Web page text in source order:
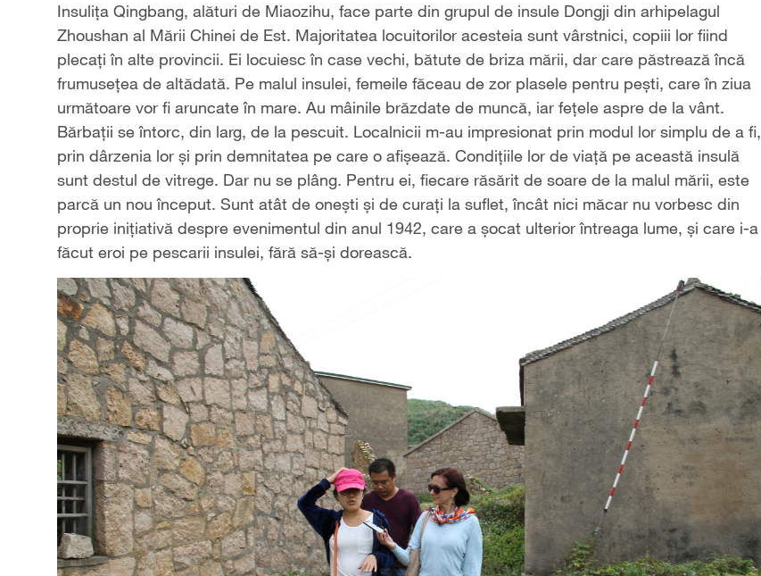
Insuliţa Qingbang, alături de Miaozihu, face parte din grupul de insule Dongji din arhipelagul
Zhoushan al Mării Chinei de Est. Majoritatea locuitorilor acesteia sunt vârstnici, copiii lor fiind
plecaţi în alte provincii. Ei locuiesc în case vechi, bătute de briza mării, dar care păstrează încă
frumuseţea de altădată. Pe malul insulei, femeile făceau de zor plasele pentru peşti, care în ziua
următoare vor fi aruncate în mare. Au mâinile brăzdate de muncă, iar feţele aspre de la vânt.
Bărbaţii se întorc, din larg, de la pescuit. Localnicii m-au impresionat prin modul lor simplu de a fi,
prin dârzenia lor şi prin demnitatea pe care o afişează. Condiţiile lor de viaţă pe această insulă
sunt destul de vitrege. Dar nu se plâng. Pentru ei, fiecare răsărit de soare de la malul mării, este
parcă un nou început. Sunt atât de oneşti şi de curaţi la suflet, încât nici măcar nu vorbesc din
proprie iniţiativă despre evenimentul din anul 1942, care a şocat ulterior întreaga lume, şi care i-a
făcut eroi pe pescarii insulei, fără să-şi dorească.